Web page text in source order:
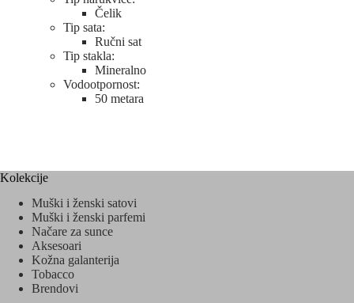
Čelik
Tip sata:
Ručni sat
Tip stakla:
Mineralno
Vodootpornost:
50 metara
Kolekcije
Muški i ženski satovi
Muški i ženski parfemi
Načare za sunce
Aksesoari
Kožna galanterija
Tobacco
Brendovi